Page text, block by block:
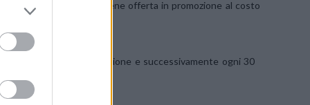
dal sito postemobile.it viene offerta in promozione al costo
al momento dell’attivazione e successivamente ogni 30